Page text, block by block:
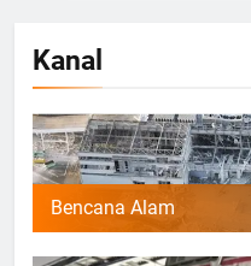
Kanal
Bencana Alam